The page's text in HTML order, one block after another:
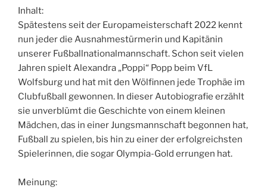
Inhalt:
Spätestens seit der Europameisterschaft 2022 kennt
nun jeder die Ausnahmestürmerin und Kapitänin
unserer Fußballnationalmannschaft. Schon seit vielen
Jahren spielt Alexandra „Poppi“ Popp beim VfL
Wolfsburg und hat mit den Wölfinnen jede Trophäe im
Clubfußball gewonnen. In dieser Autobiografie erzählt
sie unverblümt die Geschichte von einem kleinen
Mädchen, das in einer Jungsmannschaft begonnen hat,
Fußball zu spielen, bis hin zu einer der erfolgreichsten
Spielerinnen, die sogar Olympia-Gold errungen hat.
Meinung: